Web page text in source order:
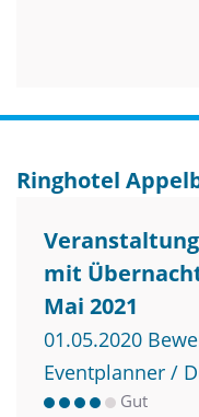
Ringhotel
mit
Mai 2021
01.05.2020
Eventplanner /
Gut